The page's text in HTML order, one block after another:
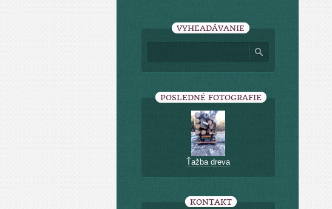
VYHĽADÁVANIE
POSLEDNÉ FOTOGRAFIE
Ťažba dreva
KONTAKT